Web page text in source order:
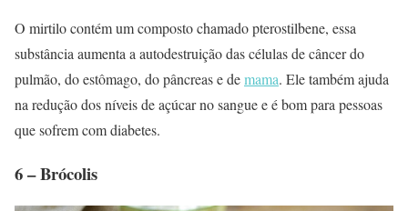
O mirtilo contém um composto chamado pterostilbene, essa
substância aumenta a autodestruição das células de câncer do
pulmão, do estômago, do pâncreas e demama. Ele também ajuda
na redução dos níveis de açúcar no sangue e é bom para pessoas
que sofrem com diabetes.
6 – Brócolis